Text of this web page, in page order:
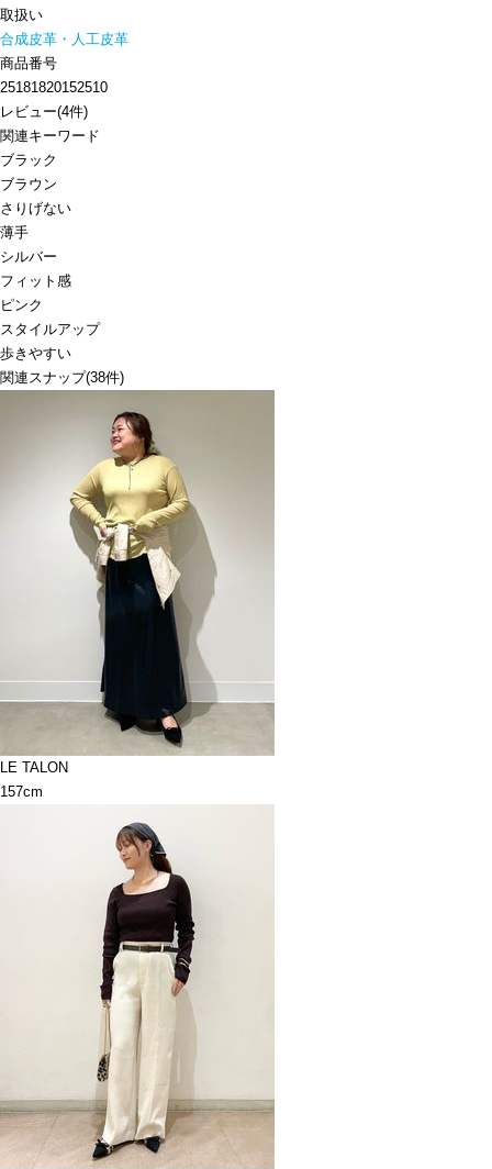
取扱い
合成皮革・人工皮革
商品番号
25181820152510
レビュー(4件)
関連キーワード
ブラック
ブラウン
さりげない
薄手
シルバー
フィット感
ピンク
スタイルアップ
歩きやすい
関連スナップ(38件)
LE TALON
157cm